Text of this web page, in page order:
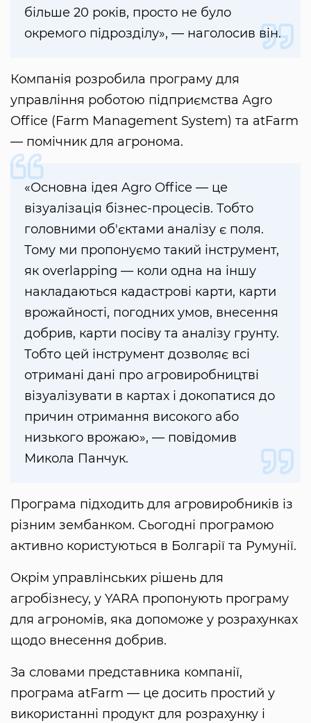
більше 20 років, просто не було
окремого підрозділу», — наголосив він.
Компанія розробила програму для
управління роботою підприємства Agro
Office (Farm Management System) та atFarm
— помічник для агронома.
«Основна ідея Agro Office — це
візуалізація бізнес-процесів. Тобто
головними об'єктами аналізу є поля.
Тому ми пропонуємо такий інструмент,
як overlapping — коли одна на іншу
накладаються кадастрові карти, карти
врожайності, погодних умов, внесення
добрив, карти посіву та аналізу грунту.
Тобто цей інструмент дозволяє всі
отримані дані про агровиробництві
візуалізувати в картах і докопатися до
причин отримання високого або
низького врожаю», — повідомив
Микола Панчук.
Програма підходить для агровиробників із
різним зембанком. Сьогодні програмою
активно користуються в Болгарії та Румунії.
Окрім управлінських рішень для
агробізнесу, у YARA пропонують програму
для агрономів, яка допоможе у розрахунках
щодо внесення добрив.
За словами представника компанії,
програма atFarm — це досить простий у
використанні продукт для розрахунку і